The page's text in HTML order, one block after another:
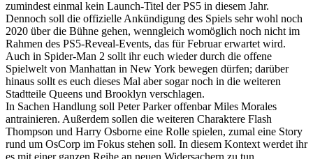
zumindest einmal kein Launch-Titel der PS5 in diesem Jahr.
Dennoch soll die offizielle Ankündigung des Spiels sehr wohl noch
2020 über die Bühne gehen, wenngleich womöglich noch nicht im
Rahmen des PS5-Reveal-Events, das für Februar erwartet wird.
Auch in Spider-Man 2 sollt ihr euch wieder durch die offene
Spielwelt von Manhattan in New York bewegen dürfen; darüber
hinaus sollt es euch dieses Mal aber sogar noch in die weiteren
Stadtteile Queens und Brooklyn verschlagen.
In Sachen Handlung soll Peter Parker offenbar Miles Morales
antrainieren. Außerdem sollen die weiteren Charaktere Flash
Thompson und Harry Osborne eine Rolle spielen, zumal eine Story
rund um OsCorp im Fokus stehen soll. In diesem Kontext werdet ihr
es mit einer ganzen Reihe an neuen Widersachern zu tun